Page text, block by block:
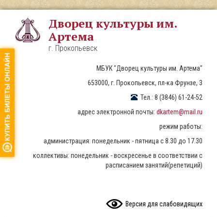
Перейти
основному
содержанию
Дворец культуры им.
Артема
г. Прокопьевск
МБУК "Дворец культуры им. Артема"
653000, г. Прокопьевск, пл-ка Фрунзе, 3
Тел.: 8 (3846) 61-24-52
адрес электронной почты: dkartem@mail.ru
режим работы:
администрация: понедельник - пятница с 8.30 до 17.30
коллективы: понедельник - воскресенье в соответствии с
расписанием занятий(репетиций)
Версия для слабовидящих